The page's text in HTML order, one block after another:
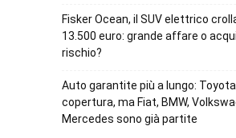
Fisker Ocean, il SUV elettrico
13.500 euro: grande affare o
rischio?
Auto garantite più a lungo:
copertura, ma Fiat, BMW,
Mercedes sono già partite